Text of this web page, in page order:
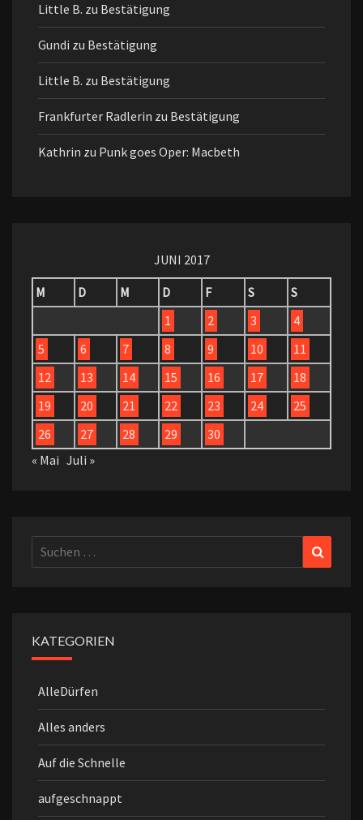
Little B. zu Bestätigung
Gundi zu Bestätigung
Little B. zu Bestätigung
Frankfurter Radlerin zu Bestätigung
Kathrin zu Punk goes Oper: Macbeth
JUNI 2017
M
D M D F S
S
1
2 3
4
5
6 7 8 9 10
11
12
13 14 15 16 17
18
19
20 21 22 23 24
25
26
27 28 29
30
« Mai Juli »
Suchen
nach:
KATEGORIEN
AlleDürfen
Alles anders
Auf die Schnelle
aufgeschnappt